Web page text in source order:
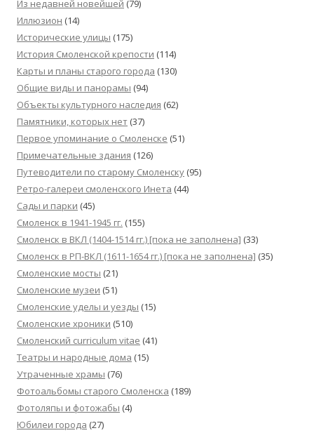
Из недавней новейшей (79)
Иллюзион (14)
Исторические улицы (175)
История Смоленской крепости (114)
Карты и планы старого города (130)
Общие виды и панорамы (94)
Объекты культурного наследия (62)
Памятники, которых нет (37)
Первое упоминание о Смоленске (51)
Примечательные здания (126)
Путеводители по старому Смоленску (95)
Ретро-галереи смоленского Инета (44)
Сады и парки (45)
Смоленск в 1941-1945 гг. (155)
Смоленск в ВКЛ (1404-1514 гг.) [пока не заполнена] (33)
Смоленск в РП-ВКЛ (1611-1654 гг.) [пока не заполнена] (35)
Смоленские мосты (21)
Смоленские музеи (51)
Смоленские уделы и уезды (15)
Смоленские хроники (510)
Смоленский сurriculum vitae (41)
Театры и народные дома (15)
Утраченные храмы (76)
Фотоальбомы старого Смоленска (189)
Фотоляпы и фотожабы (4)
Юбилеи города (27)